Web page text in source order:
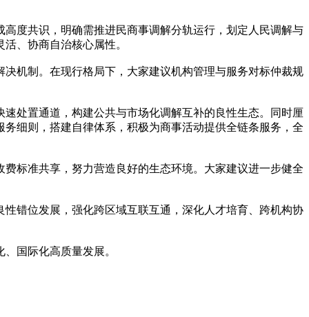
度共识，明确需推进民商事调解分轨运行，划定人民调解与
、协商自治核心属性。
机制。在现行格局下，大家建议机构管理与服务对标仲裁规
处置通道，构建公共与市场化调解互补的良性生态。同时厘
细则，搭建自律体系，积极为商事活动提供全链条服务，全
标准共享，努力营造良好的生态环境。大家建议进一步健全
错位发展，强化跨区域互联互通，深化人才培育、跨机构协
国际化高质量发展。